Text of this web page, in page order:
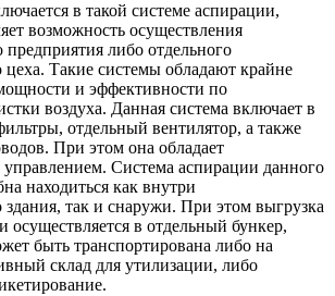
в такой системе аспирации,
возможность осуществления
предприятия либо отдельного
цеха. Такие системы обладают крайне
и эффективности по
воздуха. Данная система включает в
отдельный вентилятор, а также
При этом она обладает
Система аспирации данного
находиться как внутри
здания, так и снаружи. При этом выгрузка
в отдельный бункер,
быть транспортирована либо на
склад для утилизации, либо